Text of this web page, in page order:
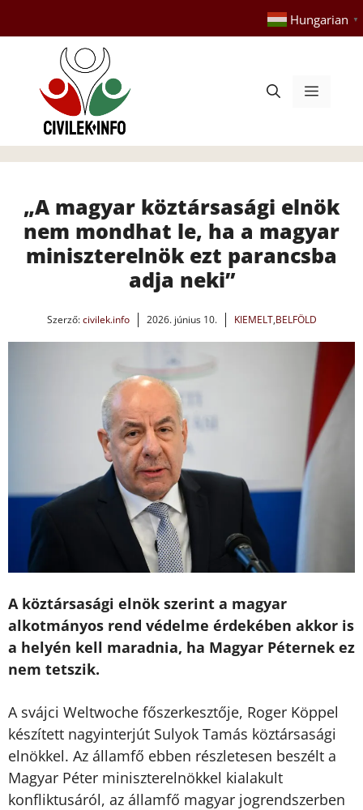
tartalomba
Hungarian ▼
Menü
„A magyar köztársasági elnök
nem mondhat le, ha a magyar
miniszterelnök ezt parancsba
adja neki”
Szerző:civilek.info 2026. június 10. KIEMELT,BELFÖLD
A köztársasági elnök szerint a magyar
alkotmányos rend védelme érdekében akkor is
a helyén kell maradnia, ha Magyar Péternek ez
nem tetszik.
A svájci Weltwoche főszerkesztője, Roger Köppel
készített nagyinterjút Sulyok Tamás köztársasági
elnökkel. Az államfő ebben részletesen beszélt a
Magyar Péter miniszterelnökkel kialakult
konfliktusáról, az államfő magyar jogrendszerben